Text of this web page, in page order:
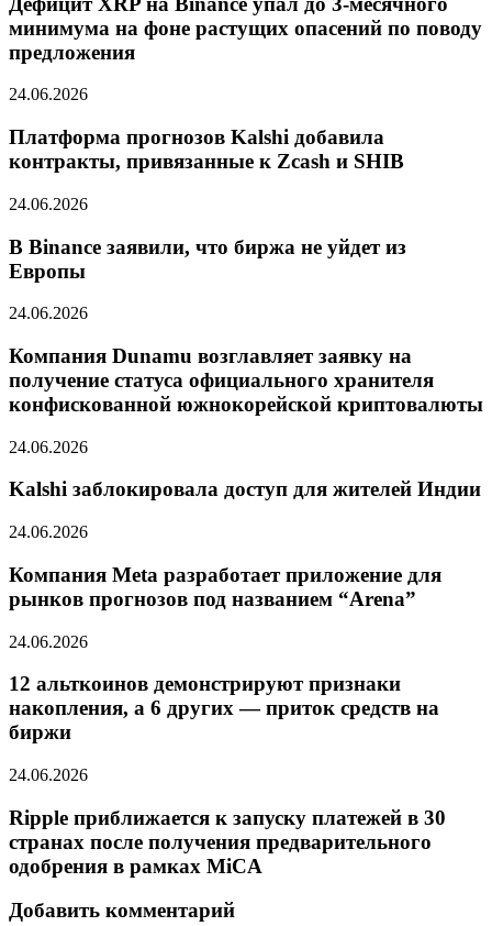
минимума на фоне растущих опасений по поводу
предложения
24.06.2026
Платформа прогнозов Kalshi добавила
контракты, привязанные к Zcash и SHIB
24.06.2026
В Binance заявили, что биржа не уйдет из
Европы
24.06.2026
Компания Dunamu возглавляет заявку на
получение статуса официального хранителя
конфискованной южнокорейской криптовалюты
24.06.2026
Kalshi заблокировала доступ для жителей Индии
24.06.2026
Компания Meta разработает приложение для
рынков прогнозов под названием “Arena”
24.06.2026
12 альткоинов демонстрируют признаки
накопления, а 6 других — приток средств на
биржи
24.06.2026
Ripple приближается к запуску платежей в 30
странах после получения предварительного
одобрения в рамках MiCA
Добавить комментарий